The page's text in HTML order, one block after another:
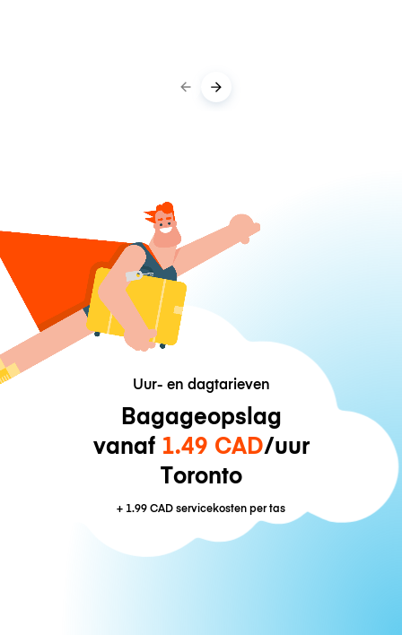
Uur- en dagtarieven
Bagageopslag
vanaf 1.49 CAD/uur
Toronto
+ 1.99 CADservicekosten per tas